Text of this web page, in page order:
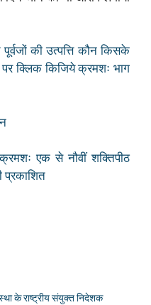
की उत्पत्ति कौन किसके
क्लिक किजिये क्रमशः भाग
एक से नौवीं शक्तिपीठ
प्रकाशित
के राष्ट्रीय संयुक्त निदेशक